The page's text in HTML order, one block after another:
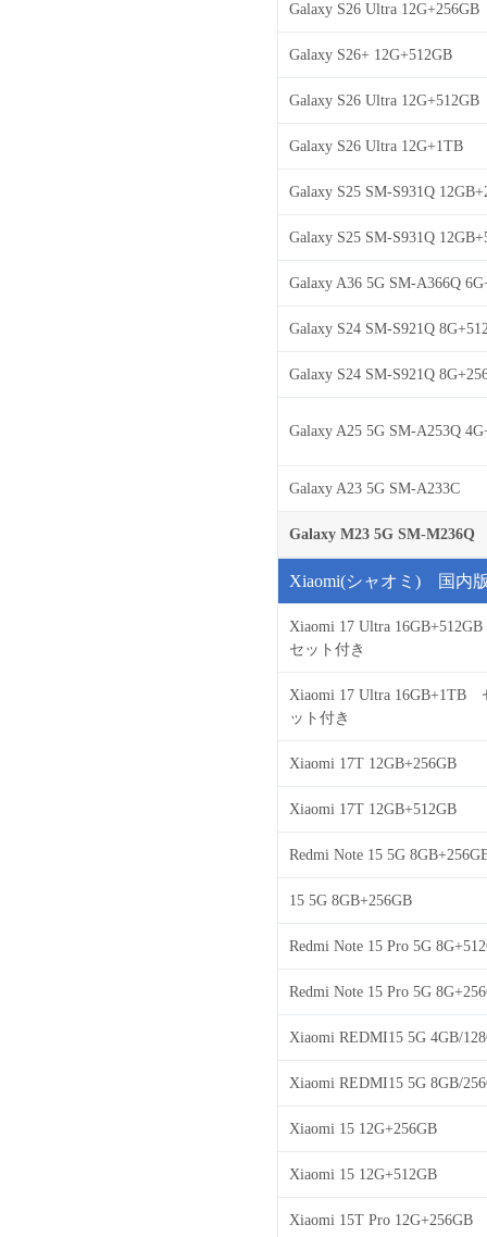
Galaxy S26 Ultra 12G+256GB
Galaxy S26+ 12G+512GB
Galaxy S26 Ultra 12G+512GB
Galaxy S26 Ultra 12G+1TB
Galaxy S25 SM-S931Q
Galaxy S25 SM-S931Q
Galaxy A36 5G SM-A366Q
Galaxy S24 SM-S921Q
Galaxy S24 SM-S921Q
Galaxy A25 5G SM-A253Q
Galaxy A23 5G SM-A233C
Galaxy M23 5G SM-M236Q
Xiaomi(シャオミ) 国内
Xiaomi 17 Ultra
セット付き
Xiaomi 17 Ultra 16GB+1TB
ット付き
Xiaomi 17T 12GB+256GB
Xiaomi 17T 12GB+512GB
Redmi Note 15 5G
15 5G 8GB+256GB
Redmi Note 15 Pro 5G
Redmi Note 15 Pro 5G
Xiaomi REDMI15 5G 4GB/
Xiaomi REDMI15 5G 8GB/
Xiaomi 15 12G+256GB
Xiaomi 15 12G+512GB
Xiaomi 15T Pro 12G+256GB